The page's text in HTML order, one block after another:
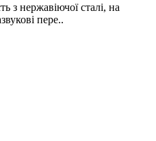
з нержавіючої сталі, на
пере..